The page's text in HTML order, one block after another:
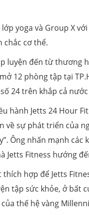
yoga và Group X
chắc cơ thể.
luyện đến từ thương
12 phòng tập tại
24 trên khắp cả
hành Jetts 24 Hour
về sự phát triển của
Ông nhấn mạnh các
Jetts Fitness hướng
hợp để Jetts
tập sức khỏe, ở bất
thế hệ vàng